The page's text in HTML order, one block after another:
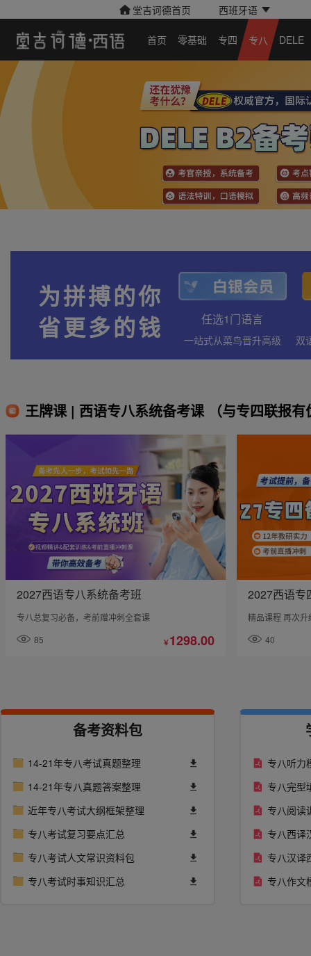
堂吉诃德首页 西班牙语
首页 零基础 专四 专八 DELE
为拼搏的你
省更多的钱
任选1门语言
一站式从菜鸟晋升高级
王牌课 | 西语专八系统备考课 （与专四联报有
2027西语专八系统备考班
专八总复习必备，考前赠冲刺全套课
85
￥1298.00
2027西语专
40
备考资料包
14-21年专八考试真题整理
14-21年专八真题答案整理
近年专八考试大纲框架整理
专八考试复习要点汇总
专八考试人文常识资料包
专八考试时事知识汇总
专八听力
专八完型
专八阅读
专八西译
专八汉译
专八作文